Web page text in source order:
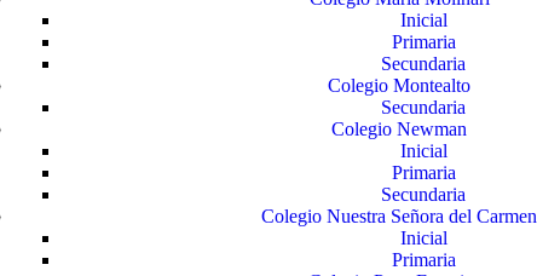
Inicial
Primaria
Secundaria
Colegio Montealto
Secundaria
Colegio Newman
Inicial
Primaria
Secundaria
Colegio Nuestra Señora del Carmen
Inicial
Primaria